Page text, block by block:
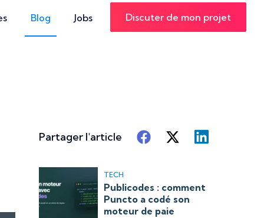
Blog Jobs Discuter de mon projet
Partager l'article
TECH
Publicodes : comment
Puncto a codé son
moteur de paie